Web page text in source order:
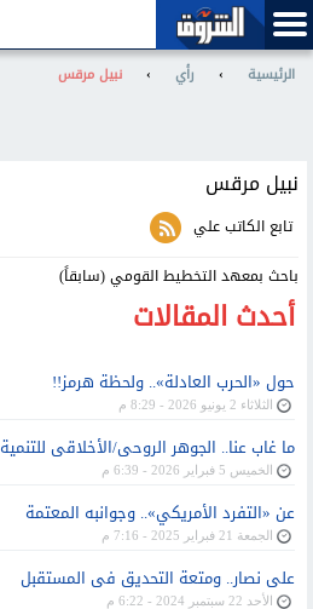
الرئيسية › رأي › نبيل مرقس
نبيل مرقس
تابع الكاتب علي
باحث بمعهد التخطيط القومي (سابقاً)
أحدث المقالات
حول «الحرب العادلة».. ولحظة هرمز!!
الثلاثاء 2 يونيو 2026 - 8:29 م
ما غاب عنا.. الجوهر الروحى/الأخلاقى للتنمية
الخميس 5 فبراير 2026 - 6:39 م
عن «التفرد الأمريكي».. وجوانبه المعتمة
الجمعة 21 فبراير 2025 - 7:16 م
على نصار.. ومتعة التحديق فى المستقبل
الأحد 22 سبتمبر 2024 - 6:22 م